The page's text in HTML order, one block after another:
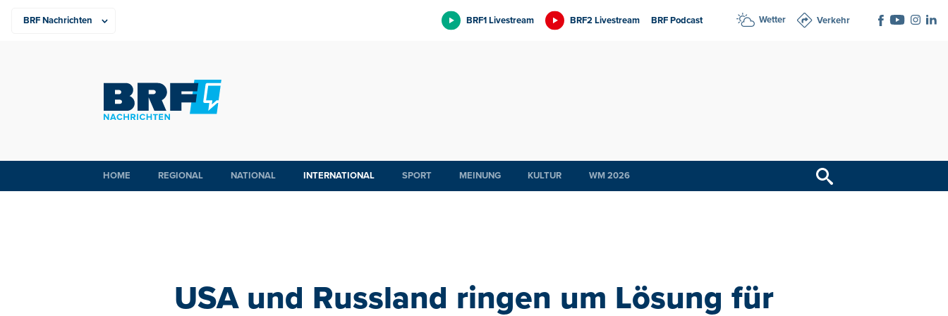
BRF1 Livestream BRF2 Livestream BRF Podcast Wetter Verkehr
HOME REGIONAL NATIONAL INTERNATIONAL SPORT MEINUNG KULTUR WM 2026
USA und Russland ringen um Lösung für